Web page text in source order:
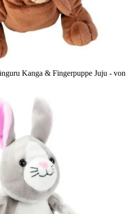
Kanga & Fingerpuppe Juju - von